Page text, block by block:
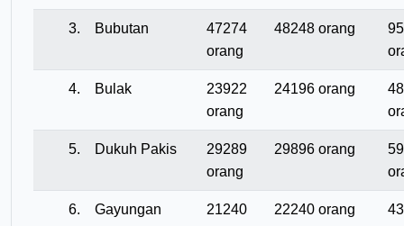
3. Bubutan
47274
orang
48248 orang
4. Bulak
23922
orang
24196 orang
5. Dukuh Pakis
29289
orang
29896 orang
6. Gayungan
21240
22240 orang